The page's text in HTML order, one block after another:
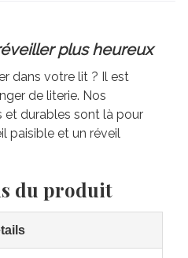
plus heureux
dans votre lit ? Il est
de literie. Nos
durables sont là pour
paisible et un réveil
du produit